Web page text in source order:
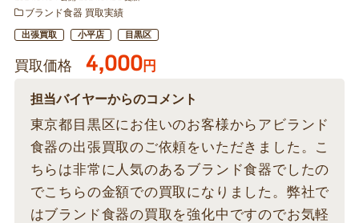
ブランド食器 買取実績
出張買取 小平店 目黒区
買取価格 4,000円
担当バイヤーからのコメント
東京都目黒区にお住いのお客様からアビランド
食器の出張買取のご依頼をいただきました。こ
ちらは非常に人気のあるブランド食器でしたの
でこちらの金額での買取になりました。弊社で
はブランド食器の買取を強化中ですのでお気軽